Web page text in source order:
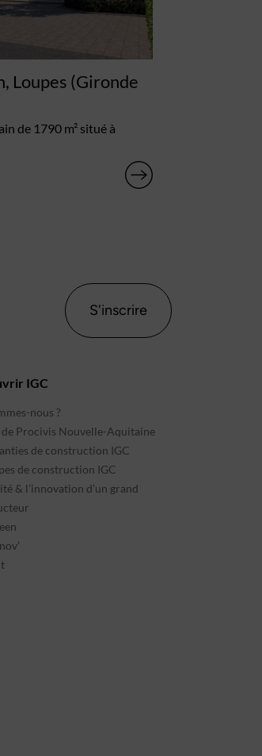
Loupes (Gironde
de 1790 m² situé à
S'inscrire
IGC
nous ?
Procivis Nouvelle-Aquitaine
de construction IGC
de construction IGC
& l’innovation d’un grand